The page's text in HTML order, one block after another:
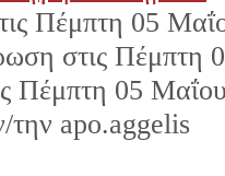
Πέμπτη 05
στις Πέμπτη
Πέμπτη 05
την apo.aggelis